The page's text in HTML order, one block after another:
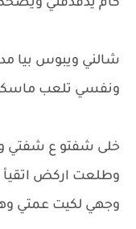
كام يدقدقني
شالني ويبوس بيا
ونفسي تلعب
خلى شفتو ع شفتي
وطلعت اركض
وجهي لكيت عمتي